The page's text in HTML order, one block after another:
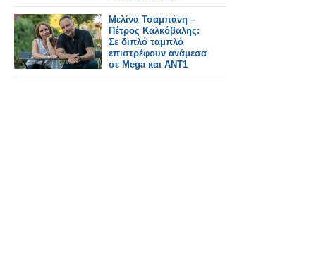
Μελίνα Τσαμπάνη –
Πέτρος Καλκόβαλης:
Σε διπλό ταμπλό
επιστρέφουν ανάμεσα
σε Mega και ΑΝΤ1